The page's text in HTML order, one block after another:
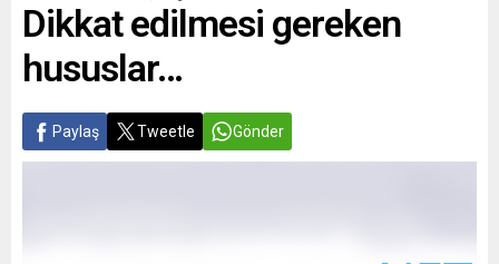
Dikkat edilmesi gereken
hususlar…
Paylaş Tweetle Gönder